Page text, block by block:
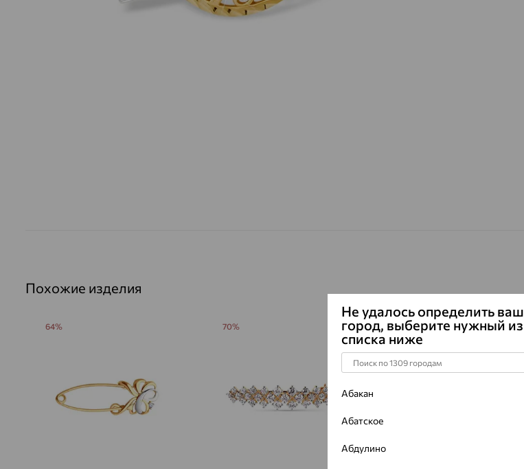
Похожие изделия
64% 70% 70%
Не удалось определить ваш
город, выберите нужный из
списка ниже
Абакан
Абатское
Абдулино